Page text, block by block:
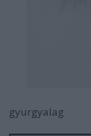
gyurgyalag